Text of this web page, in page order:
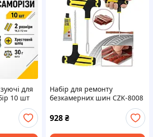
для
10 шт
і 12 мм
авто
г
Набір для ремонту
безкамерних шин CZK-8008
928₴